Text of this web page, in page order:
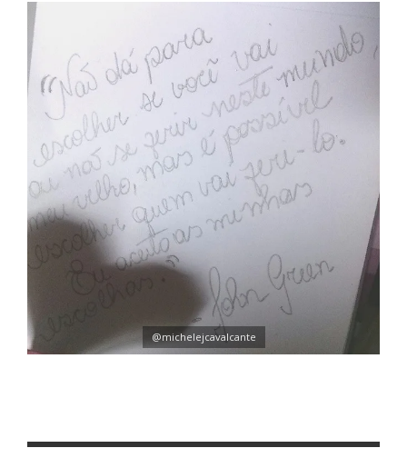
@michelejcavalcante